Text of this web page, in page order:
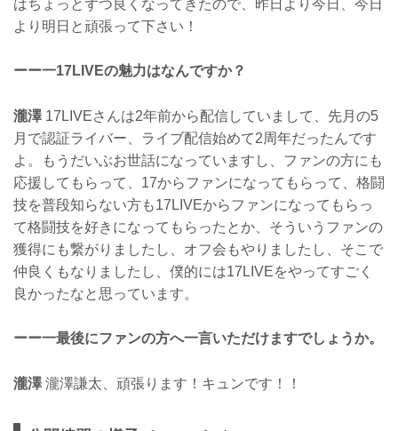
はちょっとずつ良くなってきたので、昨日より今日、今日
より明日と頑張って下さい！
ーー一17LIVEの魅力はなんですか？
瀧澤17LIVEさんは2年前から配信していまして、先月の5
月で認証ライバー、ライブ配信始めて2周年だったんです
よ。もうだいぶお世話になっていますし、ファンの方にも
応援してもらって、17からファンになってもらって、格闘
技を普段知らない方も17LIVEからファンになってもらっ
て格闘技を好きになってもらったとか、そういうファンの
獲得にも繋がりましたし、オフ会もやりましたし、そこで
仲良くもなりましたし、僕的には17LIVEをやってすごく
良かったなと思っています。
ーー一最後にファンの方へ一言いただけますでしょうか。
瀧澤瀧澤謙太、頑張ります！キュンです！！